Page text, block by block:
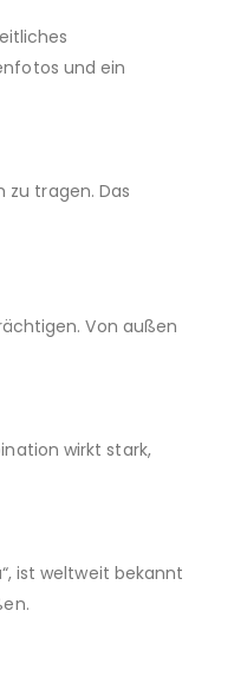
und ein
tragen. Das
Von außen
wirkt stark,
ist weltweit bekannt